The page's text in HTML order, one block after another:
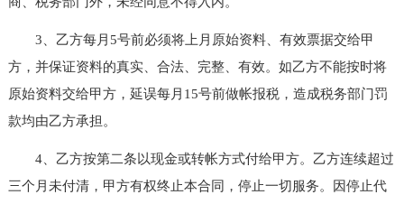
3、乙方每月5号前必须将上月原始资料、有效票据交给甲
方，并保证资料的真实、合法、完整、有效。如乙方不能按时将
原始资料交给甲方，延误每月15号前做帐报税，造成税务部门罚
款均由乙方承担。
4、乙方按第二条以现金或转帐方式付给甲方。乙方连续超过
三个月未付清，甲方有权终止本合同，停止一切服务。因停止代